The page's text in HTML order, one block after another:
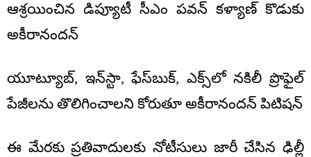
ఆశ్రయించిన డిప్యూటీ సీఎం పవన్ కళ్యాణ్ కొడుకు
అకీరానందన్‌
యూట్యూబ్‌, ఇన్‌స్టా, ఫేస్‌బుక్‌, ఎక్స్‌లో నకిలీ ప్రొఫైల్
పేజీలను తొలిగించాలని కోరుతూ అకీరానందన్‌ పిటిషన్‌
ఈ మేరకు ప్రతివాదులకు నోటీసులు జారీ చేసిన ఢిల్లీ